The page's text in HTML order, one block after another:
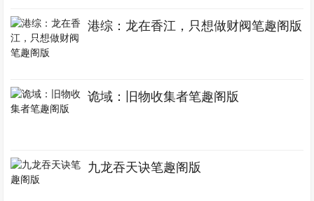
港综：龙在香江，只想做财阀笔趣阁版
诡域：旧物收集者笔趣阁版
九龙吞天诀笔趣阁版